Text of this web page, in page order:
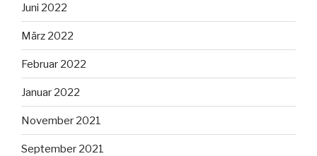
Juni 2022
März 2022
Februar 2022
Januar 2022
November 2021
September 2021